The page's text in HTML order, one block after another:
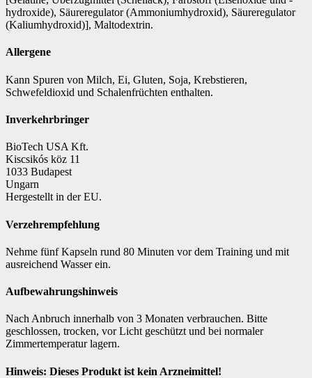
hydroxide), Säureregulator (Ammoniumhydroxid), Säureregulator
(Kaliumhydroxid)], Maltodextrin.
Allergene
Kann Spuren von Milch, Ei, Gluten, Soja, Krebstieren,
Schwefeldioxid und Schalenfrüchten enthalten.
Inverkehrbringer
BioTech USA Kft.
Kiscsikós köz 11
1033 Budapest
Ungarn
Hergestellt in der EU.
Verzehrempfehlung
Nehme fünf Kapseln rund 80 Minuten vor dem Training und mit
ausreichend Wasser ein.
Aufbewahrungshinweis
Nach Anbruch innerhalb von 3 Monaten verbrauchen. Bitte
geschlossen, trocken, vor Licht geschützt und bei normaler
Zimmertemperatur lagern.
Hinweis: Dieses Produkt ist kein Arzneimittel!